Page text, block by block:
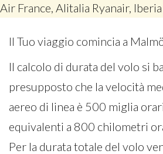
Air France, Alitalia Ryanair,
Il Tuo viaggio comincia a
Il calcolo di durata del volo si
presupposto che la velocità
aereo di linea è 500 miglia
equivalenti a 800 chilometri
Per la durata totale del volo